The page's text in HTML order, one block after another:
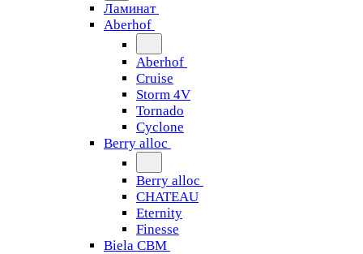
Ламинат
Aberhof
Aberhof
Cruise
Storm 4V
Tornado
Сyclone
Berry alloc
Berry alloc
CHATEAU
Eternity
Finesse
Biela CBM